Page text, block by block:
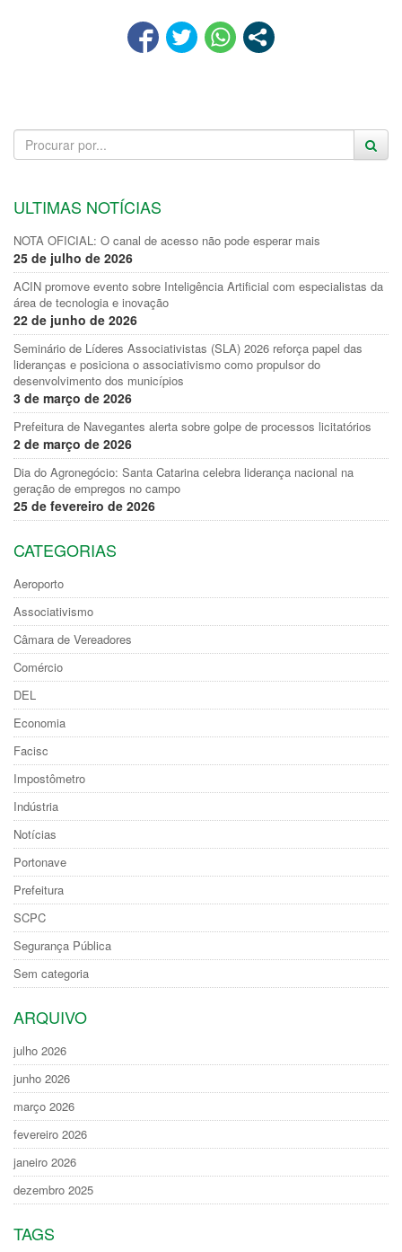
ULTIMAS NOTÍCIAS
NOTA OFICIAL: O canal de acesso não pode esperar mais
25 de julho de 2026
ACIN promove evento sobre Inteligência Artificial com especialistas da
área de tecnologia e inovação
22 de junho de 2026
Seminário de Líderes Associativistas (SLA) 2026 reforça papel das
lideranças e posiciona o associativismo como propulsor do
desenvolvimento dos municípios
3 de março de 2026
Prefeitura de Navegantes alerta sobre golpe de processos licitatórios
2 de março de 2026
Dia do Agronegócio: Santa Catarina celebra liderança nacional na
geração de empregos no campo
25 de fevereiro de 2026
CATEGORIAS
Aeroporto
Associativismo
Câmara de Vereadores
Comércio
DEL
Economia
Facisc
Impostômetro
Indústria
Notícias
Portonave
Prefeitura
SCPC
Segurança Pública
Sem categoria
ARQUIVO
julho 2026
junho 2026
março 2026
fevereiro 2026
janeiro 2026
dezembro 2025
TAGS